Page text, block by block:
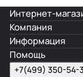
Интернет-
Компания
Информация
Помощь
+7(499) 350-54-